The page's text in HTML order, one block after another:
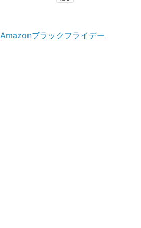
Amazonブラックフライデー